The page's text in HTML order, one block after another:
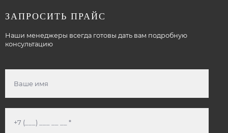
ЗАПРОСИТЬ ПРАЙС
Наши менеджеры всегда готовы дать вам подробную
консультацию